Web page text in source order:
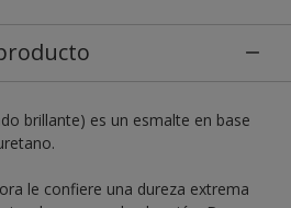
brillante) es un esmalte en base
le confiere una dureza extrema